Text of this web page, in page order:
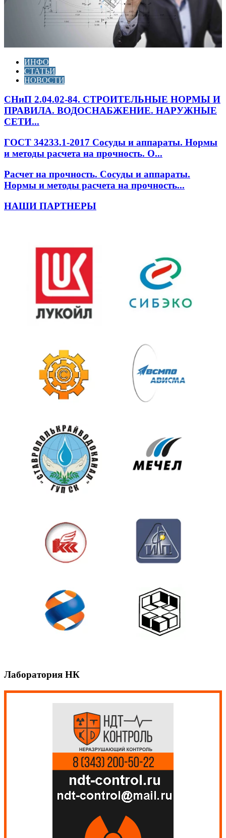
ИНФО
СТАТЬИ
НОВОСТИ
СНиП 2.04.02-84. СТРОИТЕЛЬНЫЕ НОРМЫ И
ПРАВИЛА. ВОДОСНАБЖЕНИЕ. НАРУЖНЫЕ
СЕТИ...
ГОСТ 34233.1-2017 Сосуды и аппараты. Нормы
и методы расчета на прочность. О...
Расчет на прочность. Сосуды и аппараты.
Нормы и методы расчета на прочность...
НАШИ ПАРТНЕРЫ
Лаборатория НК